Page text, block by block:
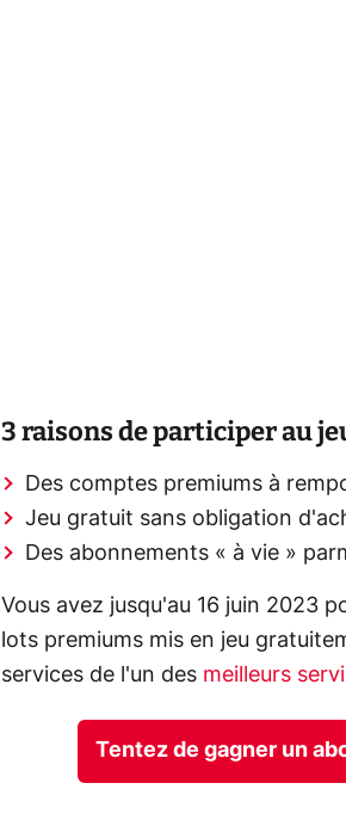
3 raisons de participer au
Des comptes premiums à
Jeu gratuit sans obligation
Des abonnements « à vie »
Vous avez jusqu'au 16 juin 2023
lots premiums mis en jeu
services de l'un des meilleurs
Tentez de gagner un